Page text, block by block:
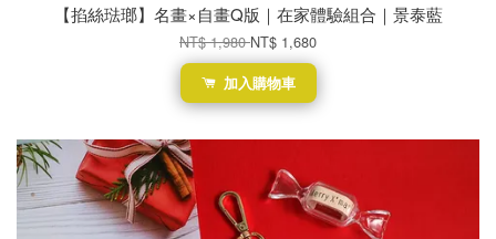
【掐絲琺瑯】名畫×自畫Q版｜在家體驗組合｜景泰藍
NT$ 1,980NT$ 1,680
加入購物車